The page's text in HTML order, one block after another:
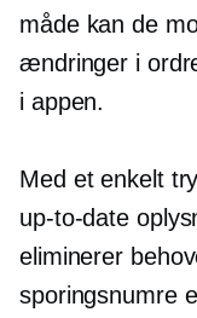
måde kan de
ændringer i
i appen.
Med et enkelt
up-to-date
eliminerer
sporingsnumre